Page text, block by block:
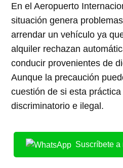
En el Aeropuerto
situación genera
arrendar un vehículo ya
alquiler rechazan
conducir provenientes de
Aunque la precaución
cuestión de si esta
discriminatorio e ilegal.
Suscríbete a